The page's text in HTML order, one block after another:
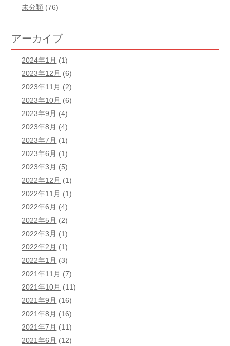
未分類 (76)
アーカイブ
2024年1月 (1)
2023年12月 (6)
2023年11月 (2)
2023年10月 (6)
2023年9月 (4)
2023年8月 (4)
2023年7月 (1)
2023年6月 (1)
2023年3月 (5)
2022年12月 (1)
2022年11月 (1)
2022年6月 (4)
2022年5月 (2)
2022年3月 (1)
2022年2月 (1)
2022年1月 (3)
2021年11月 (7)
2021年10月 (11)
2021年9月 (16)
2021年8月 (16)
2021年7月 (11)
2021年6月 (12)